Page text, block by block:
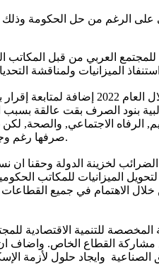
على الرغم من حل الحكومة
منذ العام 1999 ويهدف الى متابعة الموازنات المرصودة
وكانت الحكومة قد تبنت خطة "تقدم" ورقمها 550 في أكتوبر 2021 حيث كان
الرفاه الاجتماعي, والصحة, لكن
صرفها رغم وجود خطط لدى الوزارات المذكورة.
لخزينة الدولة وحقنا ان
الاهتمام في جميع
للتنمية الاقتصادية
مشاركة القطاع الخاص. واضاف
وايجاد حلول لأزمة